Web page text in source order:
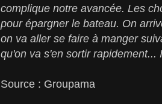
complique notre avancée. Les
pour épargner le bateau. On
on va aller se faire à manger
qu'on va s'en sortir
Source : Groupama